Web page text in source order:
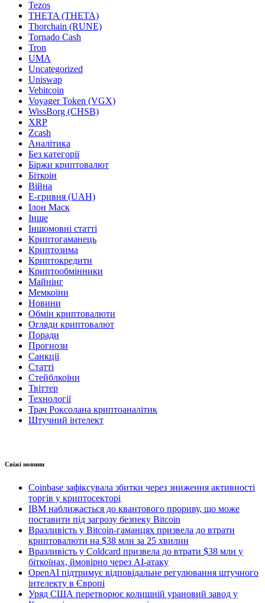
Tezos
THETA (THETA)
Thorchain (RUNE)
Tornado Cash
Tron
UMA
Uncategorized
Uniswap
Vebitcoin
Voyager Token (VGX)
WissBorg (CHSB)
XRP
Zcash
Аналітика
Без категорії
Біржи криптовалют
Біткоін
Війна
Е-гривня (UAH)
Ілон Маск
Інше
Іншомовні статті
Криптогаманець
Криптозима
Криптокредити
Криптообмінники
Майнінг
Мемкоїни
Новини
Обмін криптовалюти
Огляди криптовалют
Поради
Прогнози
Санкції
Статті
Стейблкоїни
Твіттер
Технології
Трач Роксолана криптоаналітик
Штучний інтелект
Свіжі новини
Coinbase зафіксувала збитки через зниження активності
торгів у криптосекторі
IBM наближається до квантового прориву, що може
поставити під загрозу безпеку Bitcoin
Вразливість у Bitcoin-гаманцях призвела до втрати
криптовалюти на $38 млн за 25 хвилин
Вразливість у Coldcard призвела до втрати $38 млн у
біткоїнах, ймовірно через AI-атаку
OpenAI підтримує відповідальне регулювання штучного
інтелекту в Європі
Уряд США перетворює колишній урановий завод у